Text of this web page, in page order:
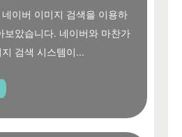
이버 이미지 검색을 이용하
보았습니다. 네이버와 마찬가
검색 시스템이...